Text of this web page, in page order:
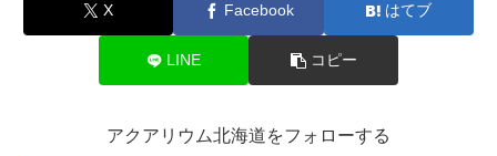
X Facebook はてブ
LINE コピー
アクアリウム北海道をフォローする